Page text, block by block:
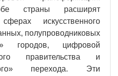
страны расширят
искусственного
полупроводниковых
городов, цифровой
правительства и
перехода. Эти